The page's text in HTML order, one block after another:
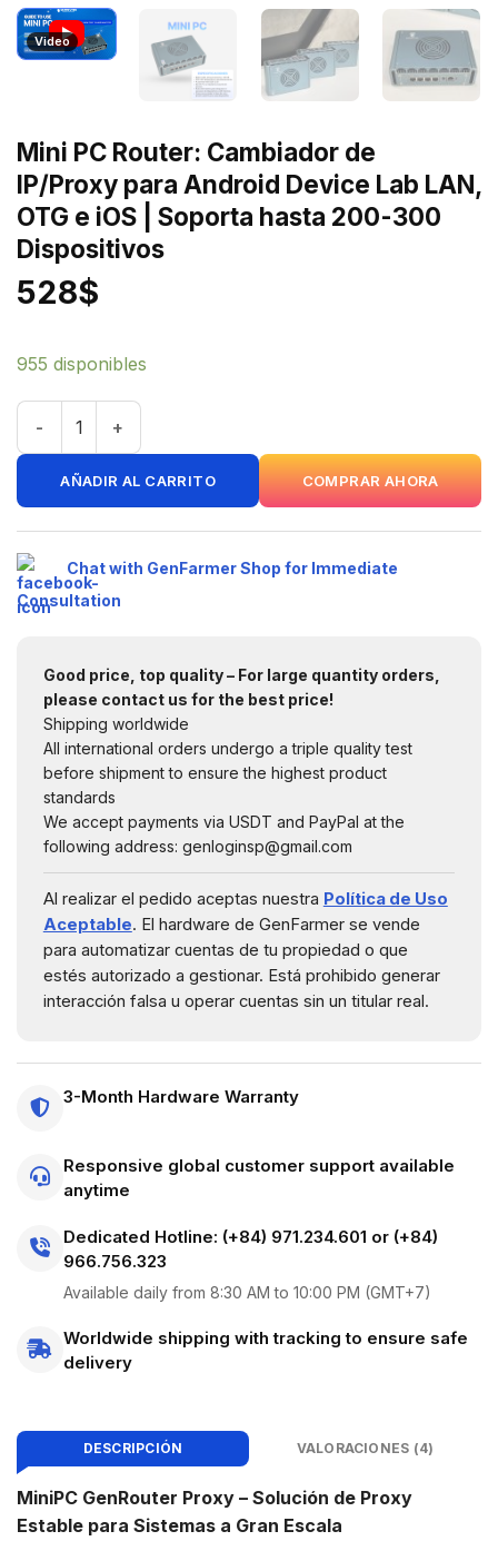
Video
Mini PC Router: Cambiador de
IP/Proxy para Android Device Lab LAN,
OTG e iOS | Soporta hasta 200-300
Dispositivos
528$
955 disponibles
Mini PC Router: Cambiador de IP/Proxy para Android
AÑADIR AL CARRITO COMPRAR AHORA
Chat with GenFarmer Shop for Immediate
Consultation
Good price, top quality – For large quantity orders,
please contact us for the best price!
Shipping worldwide
All international orders undergo a triple quality test
before shipment to ensure the highest product
standards
We accept payments via USDT and PayPal at the
following address: genloginsp@gmail.com
Al realizar el pedido aceptas nuestra Política de Uso
Aceptable. El hardware de GenFarmer se vende
para automatizar cuentas de tu propiedad o que
estés autorizado a gestionar. Está prohibido generar
interacción falsa u operar cuentas sin un titular real.
3-Month Hardware Warranty
Responsive global customer support available
anytime
Dedicated Hotline: (+84) 971.234.601 or (+84)
966.756.323
Available daily from 8:30 AM to 10:00 PM (GMT+7)
Worldwide shipping with tracking to ensure safe
delivery
DESCRIPCIÓN VALORACIONES (4)
MiniPC GenRouter Proxy – Solución de Proxy
Estable para Sistemas a Gran Escala